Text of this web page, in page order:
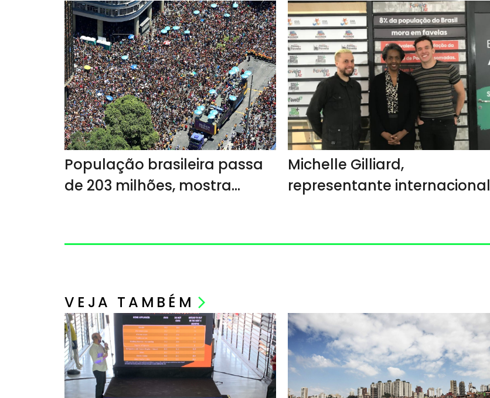
População brasileira passa
de 203 milhões, mostra
Michelle Gilliard,
representante internacional
VEJA TAMBÉM arrow_forward_ios